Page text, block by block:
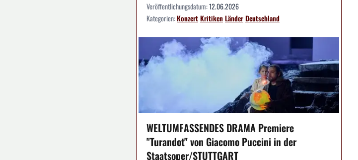
Veröffentlichungsdatum:12.06.2026
Kategorien:KonzertKritikenLänderDeutschland
WELTUMFASSENDES DRAMA Premiere
"Turandot" von Giacomo Puccini in der
Staatsoper/STUTTGART